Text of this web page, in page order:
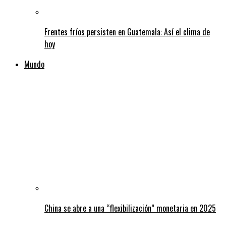
Frentes fríos persisten en Guatemala: Así el clima de
hoy
Mundo
China se abre a una “flexibilización” monetaria en 2025